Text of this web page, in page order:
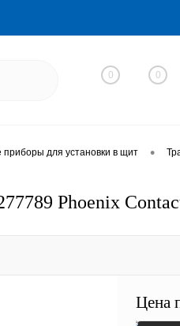
0 0
для установки в щит •
Phoenix
Цена